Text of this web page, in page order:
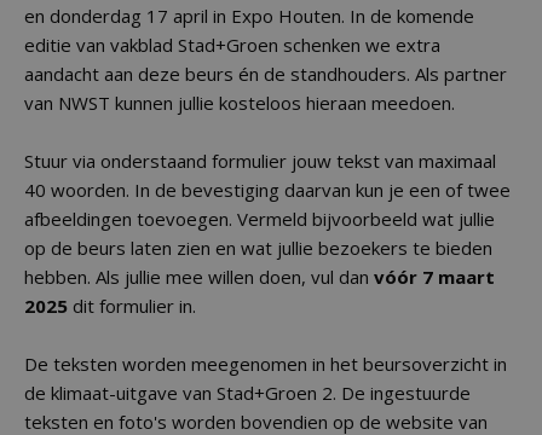
en donderdag 17 april in Expo Houten. In de komende
editie van vakblad Stad+Groen schenken we extra
aandacht aan deze beurs én de standhouders. Als partner
van NWST kunnen jullie kosteloos hieraan meedoen.
Stuur via onderstaand formulier jouw tekst van maximaal
40 woorden. In de bevestiging daarvan kun je een of twee
afbeeldingen toevoegen. Vermeld bijvoorbeeld wat jullie
op de beurs laten zien en wat jullie bezoekers te bieden
hebben. Als jullie mee willen doen, vul dan vóór 7 maart
2025 dit formulier in.
De teksten worden meegenomen in het beursoverzicht in
de klimaat-uitgave van Stad+Groen 2. De ingestuurde
teksten en foto's worden bovendien op de website van